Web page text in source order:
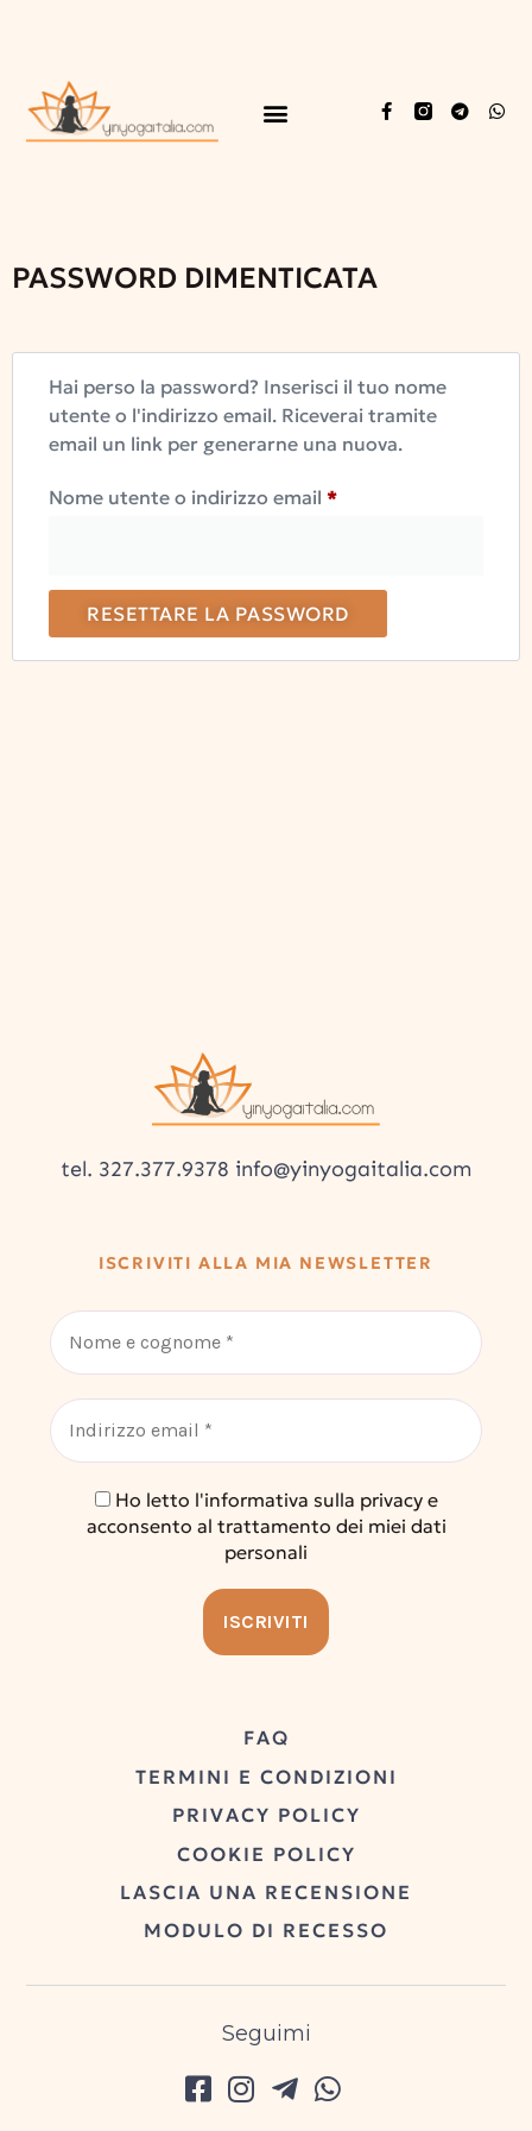
PASSWORD DIMENTICATA
Hai perso la password? Inserisci il tuo nome
utente o l'indirizzo email. Riceverai tramite
email un link per generarne una nuova.
Nome utente o indirizzo email *
RESETTARE LA PASSWORD
tel. 327.377.9378 info@yinyogaitalia.com
ISCRIVITI ALLA MIA NEWSLETTER
Ho letto l'informativa sulla privacy e
acconsento al trattamento dei miei dati
personali
FAQ
TERMINI E CONDIZIONI
PRIVACY POLICY
COOKIE POLICY
LASCIA UNA RECENSIONE
MODULO DI RECESSO
Seguimi